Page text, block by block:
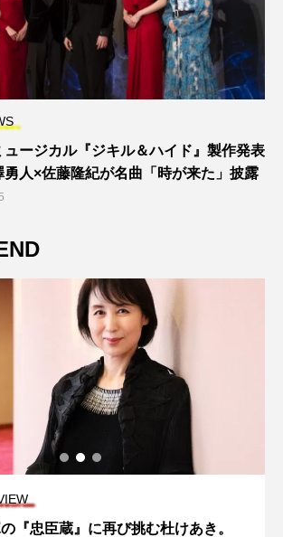
ュージカル『ジキル＆ハイド』製作発表
人×佐藤隆紀が名曲「時が来た」披露
『忠臣蔵』に再び挑む杜けあき。